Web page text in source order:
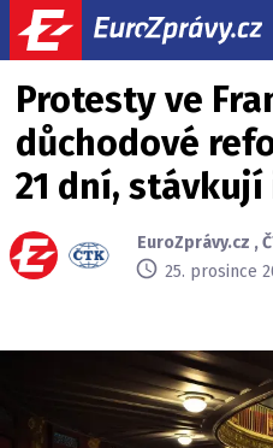
Protesty ve
důchodové
21 dní,
EuroZprávy.cz ,
25. prosince